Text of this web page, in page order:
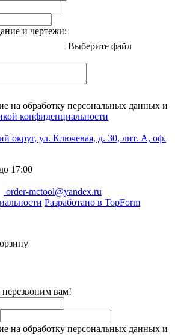
и чертежи:
Выберите файл
на обработку персональных данных и
конфиденциальности
округ, ул. Ключевая, д. 30, лит. А, оф.
17:00
order-mctool@yandex.ru
Разработано в TopForm
перезвоним вам!
на обработку персональных данных и